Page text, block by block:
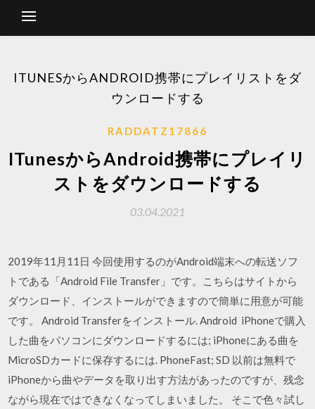
ITUNESからANDROID携帯にプレイリストをダ
ウンロードする
RADDATZ17866
ITunesからAndroid携帯にプレイリ
ストをダウンロードする
03.04.2021
2019年11月11日 今回使用するのがAndroid端末への転送ソフ
トである「Android File Transfer」です。こちらはサイトから
ダウンロード、インストールができますので簡単に用意が可能
です。 Android Transferをインストール. Android iPhoneで購入
した曲をパソコンにダウンロードするには; iPhoneにある曲を
MicroSDカードに保存するには. PhoneFast; SD 以前は無料で
iPhoneから曲やデータを取り出す方法があったのですが、残念
ながら現在ではできなくなってしまいました。 そこで色々試し